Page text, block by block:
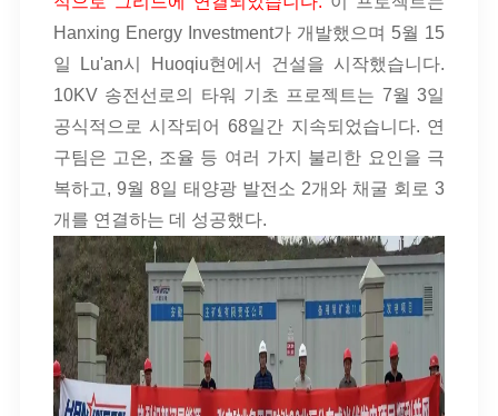
Hanxing Energy Investment가 개발했으며 5월 15
일 Lu'an시 Huoqiu현에서 건설을 시작했습니다.
10KV 송전선로의 타워 기초 프로젝트는 7월 3일
공식적으로 시작되어 68일간 지속되었습니다. 연
구팀은 고온, 조율 등 여러 가지 불리한 요인을 극
복하고, 9월 8일 태양광 발전소 2개와 채굴 회로 3
개를 연결하는 데 성공했다.